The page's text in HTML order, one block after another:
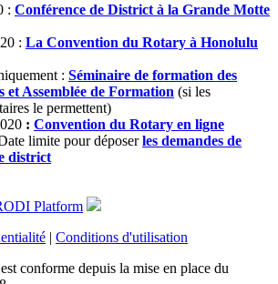
: Conférence de District à la Grande Motte
: La Convention du Rotary à Honolulu
: Séminaire de formation des
et Assemblée de Formation (si les
le permettent)
: Convention du Rotary en ligne
limite pour déposer les demandes de
district
Platform
| Conditions d'utilisation
conforme depuis la mise en place du